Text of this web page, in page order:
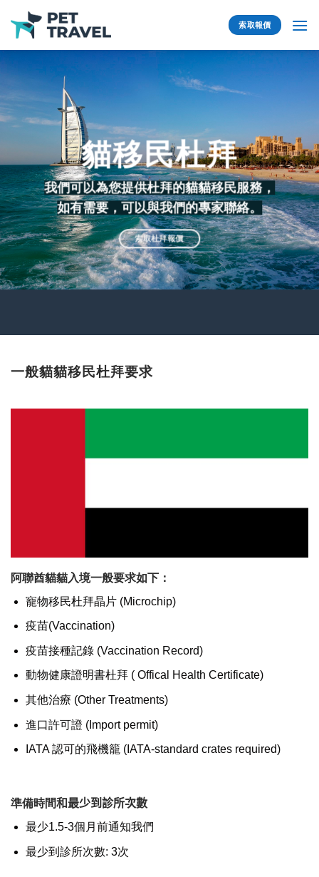
索取報價
貓移民杜拜
我們可以為您提供杜拜的貓貓移民服務，
如有需要，可以與我們的專家聯絡。
索取杜拜報價
一般貓貓移民杜拜要求
阿聯酋貓貓入境一般要求如下：
寵物移民杜拜晶片 (Microchip)
疫苗(Vaccination)
疫苗接種記錄 (Vaccination Record)
動物健康證明書杜拜 ( Offical Health Certificate)
其他治療 (Other Treatments)
進口許可證 (Import permit)
IATA 認可的飛機籠 (IATA-standard crates required)
準備時間和最少到診所次數
最少1.5-3個月前通知我們
最少到診所次數: 3次